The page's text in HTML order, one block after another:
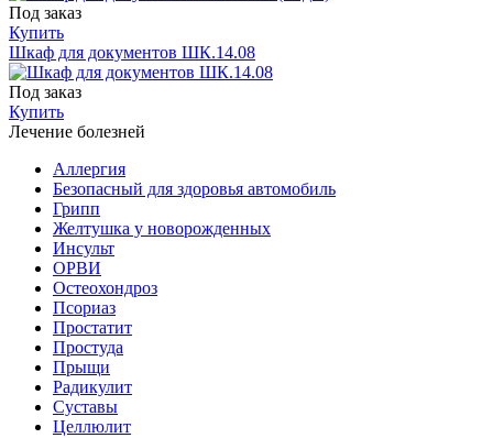
Под заказ
Купить
Шкаф для документов ШК.14.08
Под заказ
Купить
Лечение болезней
Аллергия
Безопасный для здоровья автомобиль
Грипп
Желтушка у новорожденных
Инсульт
ОРВИ
Остеохондроз
Пcориаз
Простатит
Простуда
Прыщи
Радикулит
Суставы
Целлюлит